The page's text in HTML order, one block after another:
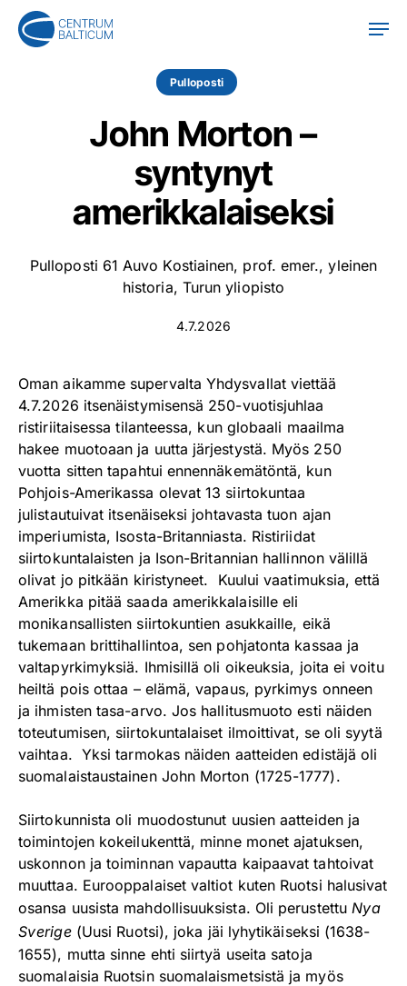
Skip
Pulloposti
John Morton –
syntynyt
amerikkalaiseksi
Pulloposti 61 Auvo Kostiainen, prof. emer., yleinen
historia, Turun yliopisto
4.7.2026
Oman aikamme supervalta Yhdysvallat viettää
4.7.2026 itsenäistymisensä 250-vuotisjuhlaa
ristiriitaisessa tilanteessa, kun globaali maailma
hakee muotoaan ja uutta järjestystä. Myös 250
vuotta sitten tapahtui ennennäkemätöntä, kun
Pohjois-Amerikassa olevat 13 siirtokuntaa
julistautuivat itsenäiseksi johtavasta tuon ajan
imperiumista, Isosta-Britanniasta. Ristiriidat
siirtokuntalaisten ja Ison-Britannian hallinnon välillä
olivat jo pitkään kiristyneet. Kuului vaatimuksia, että
Amerikka pitää saada amerikkalaisille eli
monikansallisten siirtokuntien asukkaille, eikä
tukemaan brittihallintoa, sen pohjatonta kassaa ja
valtapyrkimyksiä. Ihmisillä oli oikeuksia, joita ei voitu
heiltä pois ottaa – elämä, vapaus, pyrkimys onneen
ja ihmisten tasa-arvo. Jos hallitusmuoto esti näiden
toteutumisen, siirtokuntalaiset ilmoittivat, se oli syytä
vaihtaa. Yksi tarmokas näiden aatteiden edistäjä oli
suomalaistaustainen John Morton (1725-1777).
Siirtokunnista oli muodostunut uusien aatteiden ja
toimintojen kokeilukenttä, minne monet ajatuksen,
uskonnon ja toiminnan vapautta kaipaavat tahtoivat
muuttaa. Eurooppalaiset valtiot kuten Ruotsi halusivat
osansa uusista mahdollisuuksista. Oli perustettu Nya
Sverige(Uusi Ruotsi), joka jäi lyhytikäiseksi (1638-
1655), mutta sinne ehti siirtyä useita satoja
suomalaisia Ruotsin suomalaismetsistä ja myös